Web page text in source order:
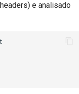
e analisado